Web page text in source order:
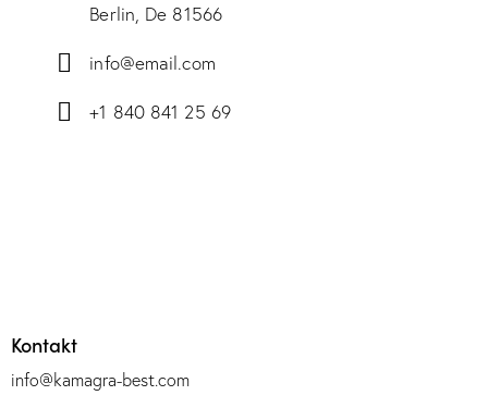
Berlin, De 81566
info@email.com
+1 840 841 25 69
Kontakt
info@kamagra-best.com